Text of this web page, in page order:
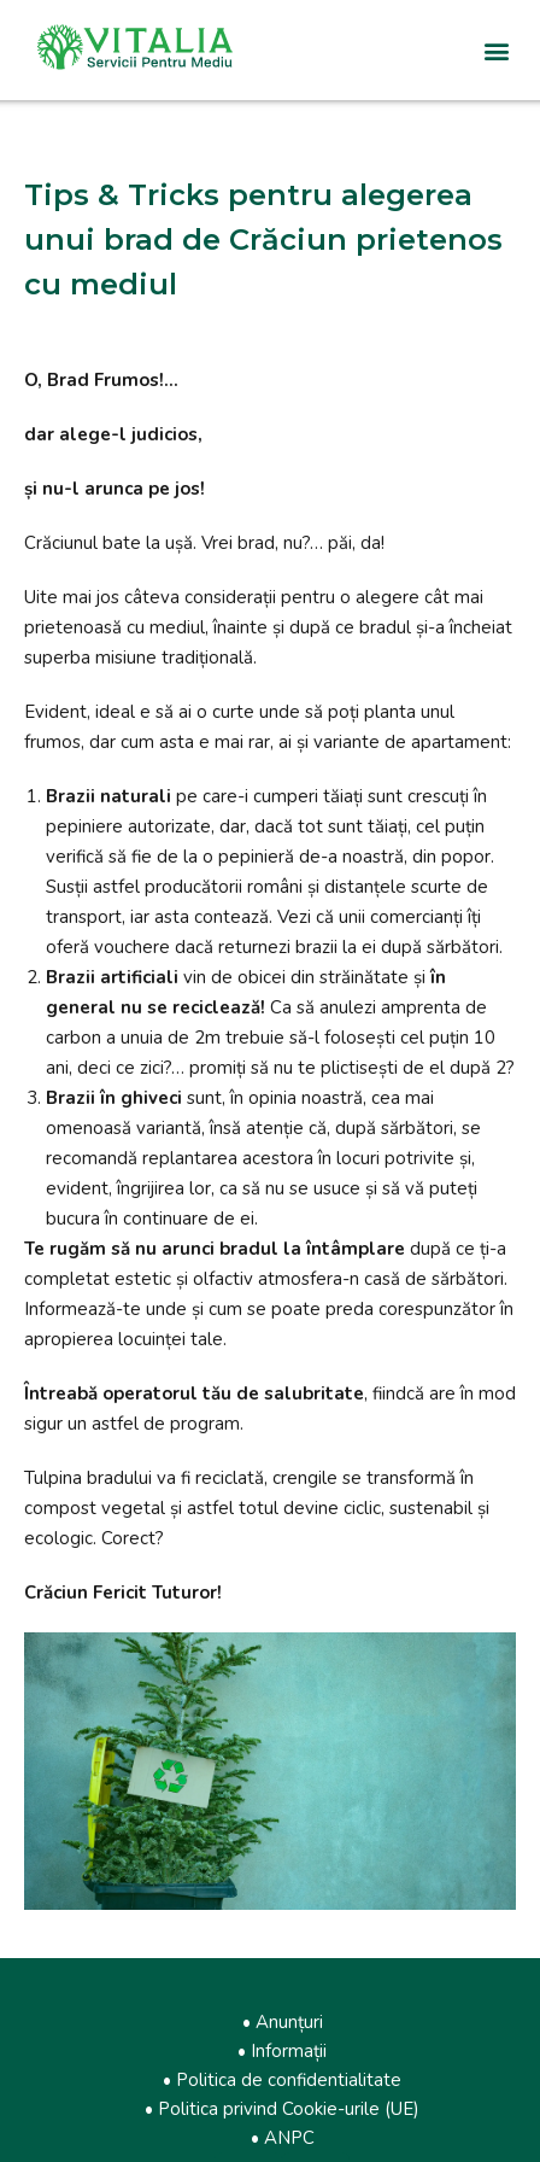
Sari
la
Tips & Tricks pentru alegerea
unui brad de Crăciun prietenos
cu mediul
O, Brad Frumos!…
dar alege-l judicios,
și nu-l arunca pe jos!
Crăciunul bate la ușă. Vrei brad, nu?… păi, da!
Uite mai jos câteva considerații pentru o alegere cât mai
prietenoasă cu mediul, înainte și după ce bradul și-a încheiat
superba misiune tradițională.
Evident, ideal e să ai o curte unde să poți planta unul
frumos, dar cum asta e mai rar, ai și variante de apartament:
Brazii naturali pe care-i cumperi tăiați sunt crescuți în
pepiniere autorizate, dar, dacă tot sunt tăiați, cel puțin
verifică să fie de la o pepinieră de-a noastră, din popor.
Susții astfel producătorii români și distanțele scurte de
transport, iar asta contează. Vezi că unii comercianți îți
oferă vouchere dacă returnezi brazii la ei după sărbători.
Brazii artificiali vin de obicei din străinătate șiîn
general nu se reciclează! Ca să anulezi amprenta de
carbon a unuia de 2m trebuie să-l folosești cel puțin 10
ani, deci ce zici?… promiți să nu te plictisești de el după 2?
Brazii în ghiveci sunt, în opinia noastră, cea mai
omenoasă variantă, însă atenție că, după sărbători, se
recomandă replantarea acestora în locuri potrivite și,
evident, îngrijirea lor, ca să nu se usuce și să vă puteți
bucura în continuare de ei.
Te rugăm să nu arunci bradul la întâmplare după ce ți-a
completat estetic și olfactiv atmosfera-n casă de sărbători.
Informează-te unde și cum se poate preda corespunzător în
apropierea locuinței tale.
Întreabă operatorul tău de salubritate, fiindcă are în mod
sigur un astfel de program.
Tulpina bradului va fi reciclată, crengile se transformă în
compost vegetal și astfel totul devine ciclic, sustenabil și
ecologic. Corect?
Crăciun Fericit Tuturor!
• Anunțuri
• Informații
• Politica de confidentialitate
• Politica privind Cookie-urile (UE)
• ANPC